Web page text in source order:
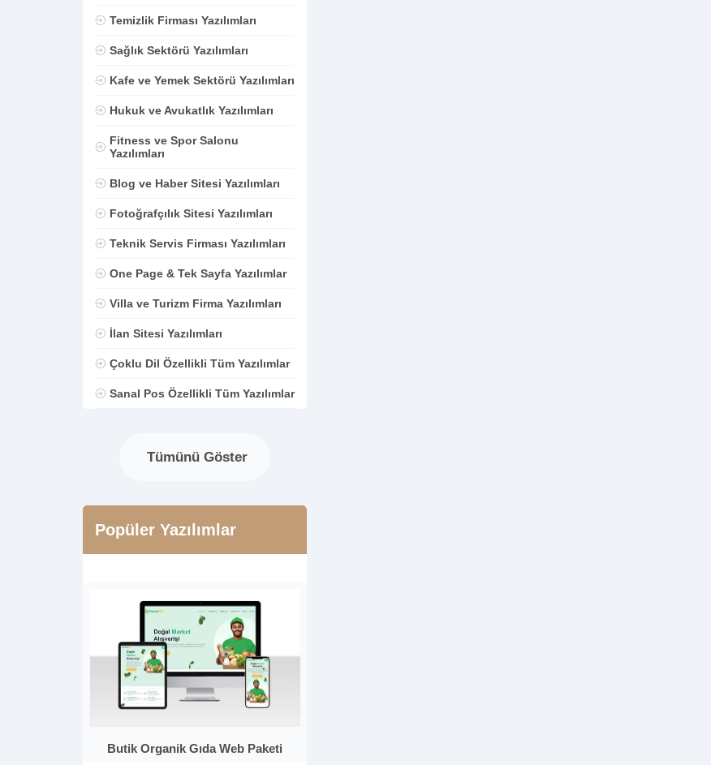
Temizlik Firması Yazılımları
Sağlık Sektörü Yazılımları
Kafe ve Yemek Sektörü Yazılımları
Hukuk ve Avukatlık Yazılımları
Fitness ve Spor Salonu
Yazılımları
Blog ve Haber Sitesi Yazılımları
Fotoğrafçılık Sitesi Yazılımları
Teknik Servis Firması Yazılımları
One Page & Tek Sayfa Yazılımlar
Villa ve Turizm Firma Yazılımları
İlan Sitesi Yazılımları
Çoklu Dil Özellikli Tüm Yazılımlar
Sanal Pos Özellikli Tüm Yazılımlar
Tümünü Göster
Popüler Yazılımlar
Butik Organik Gıda Web Paketi